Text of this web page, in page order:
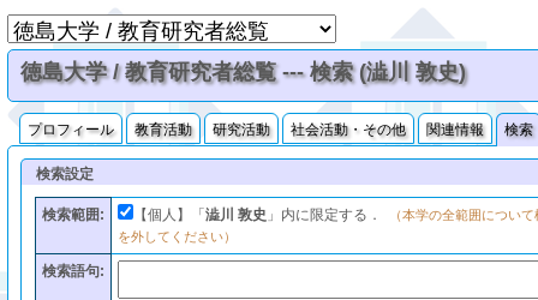
徳島大学 / 教育研究者総覧 --- 検索 (澁川 敦史)
プロフィール 教育活動 研究活動 社会活動・その他 関連情報 検索
検索設定
検索範囲: 【個人】「 澁川 敦史 」内に限定する．
（本学の全範囲につい
を外してください）
検索語句: